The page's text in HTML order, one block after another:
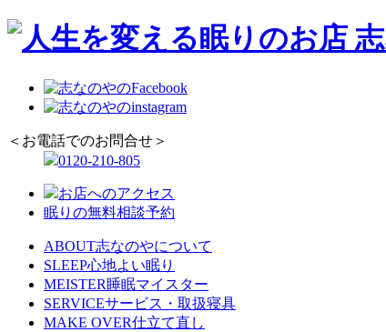
＜お電話でのお問合せ＞
0120-210-805
お店へのアクセス
眠りの無料相談予約
ABOUT志なのやについて
SLEEP心地よい眠り
MEISTER睡眠マイスター
SERVICEサービス・取扱寝具
MAKE OVER仕立て直し